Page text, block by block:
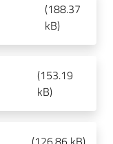
(188.37
kB)
(153.19
kB)